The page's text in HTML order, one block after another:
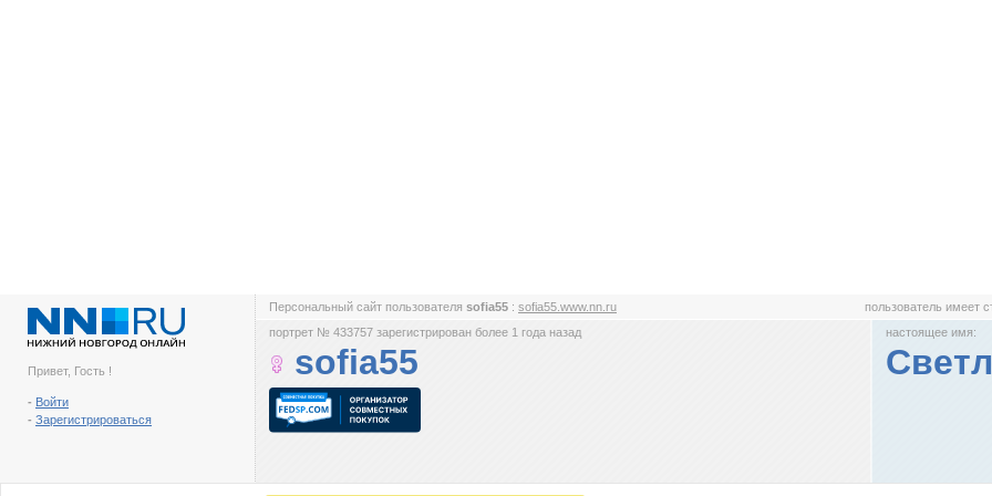
Привет, Гость !
- Войти
- Зарегистрироваться
Персональный сайт пользователя sofia55 : sofia55.www.nn.ru пользователь имеет
портрет № 433757 зарегистрирован более 1 года назад
sofia55
настоящее имя: